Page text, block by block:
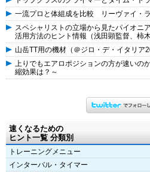
一流プロと体組成を比較 リーヴァイ・
スペシャリストの立場から見たパイオニ
活用方法のヒント情報（浅田顕監督、柿木
山岳TT用の機材（＠ジロ・デ・イタリア
上りでもエアロポジションの方が速い
縮効果は？～
速くなるための
ヒント一覧 分類別
トレーニングメニュー
インターバル・タイマー